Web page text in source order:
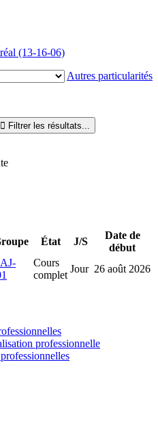
(13-16-06)
Autres particularités
État J/S
Date de
début
Cours
complet
Jour 26 août 2026
professionnelle